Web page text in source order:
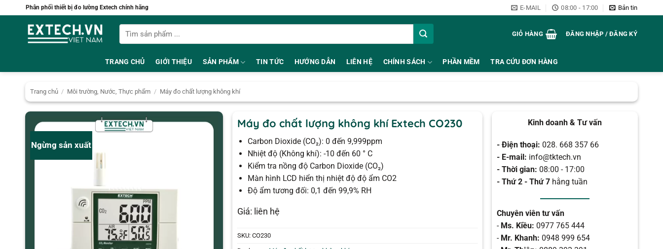
qua
Phân phối thiết bị đo lường Extech chính hãng E-MAIL 08:00 - 17:00 Bản tin
Tìm
kiếm:
GIỎ HÀNG ĐĂNG NHẬP / ĐĂNG KÝ
TRANG CHỦ GIỚI THIỆU SẢN PHẨM TIN TỨC HƯỚNG DẪN LIÊN HỆ CHÍNH SÁCH PHẦN MỀM TRA CỨU ĐƠN HÀNG
Trang chủ / Môi trường, Nước, Thực phẩm / Máy đo chất lượng không khí
Ngừng sản xuất
Máy đo chất lượng không khí Extech CO230
Carbon Dioxide (CO₂): 0 đến 9,999ppm
Nhiệt độ (Không khí): -10 đến 60 ° C
Kiểm tra nồng độ Carbon Dioxide (CO₂)
Màn hình LCD hiển thị nhiệt độ độ ẩm CO2
Độ ẩm tương đối: 0,1 đến 99,9% RH
Giá: liên hệ
SKU:CO230
Kinh doanh & Tư vấn
- Điện thoại: 028. 668 357 66
- E-mail: info@tktech.vn
- Thời gian: 08:00 - 17:00
- Thứ 2 - Thứ 7 hằng tuần
Chuyên viên tư vấn
- Ms. Kiều: 0977 765 444
- Mr. Khanh: 0948 999 654